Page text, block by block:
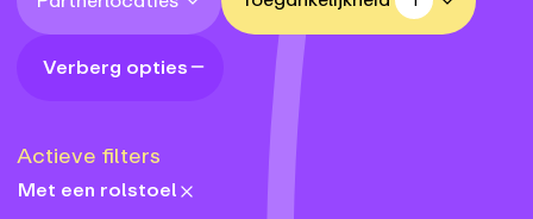
Verberg opties
Actieve filters
accessibilityFeatures:
Met een rolstoel